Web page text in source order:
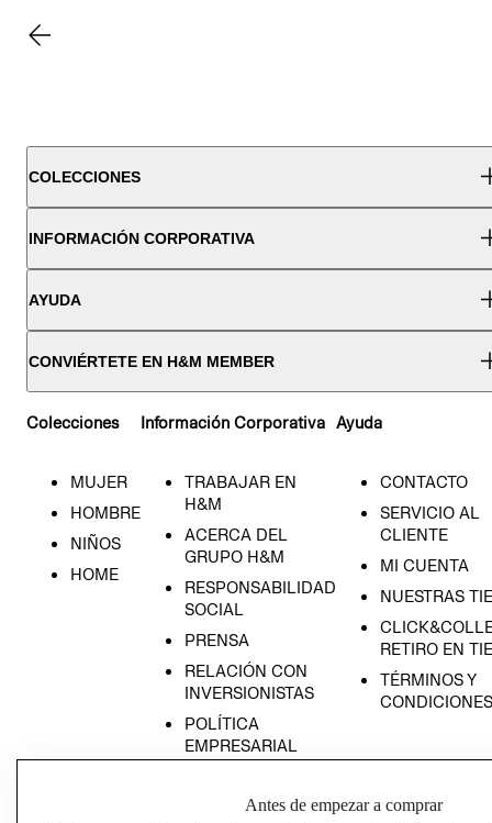
COLECCIONES
INFORMACIÓN CORPORATIVA
AYUDA
CONVIÉRTETE EN H&M MEMBER
Colecciones
MUJER
HOMBRE
NIÑOS
HOME
Información Corporativa
TRABAJAR EN
H&M
ACERCA DEL
GRUPO H&M
RESPONSABILIDAD
SOCIAL
PRENSA
RELACIÓN CON
INVERSIONISTAS
POLÍTICA
EMPRESARIAL
Ayuda
CONTACTO
SERVICIO AL
CLIENTE
MI CUENTA
NUESTRAS
RETIRO EN
TÉRMINOS Y
CONDICIONES
Antes de empezar a comprar